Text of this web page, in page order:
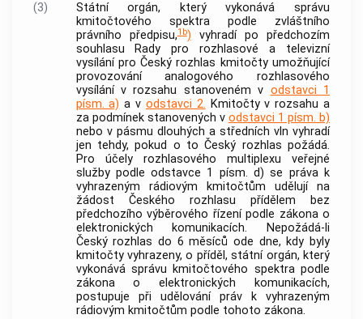
(3)
Státní orgán, který vykonává správu
kmitočtového spektra podle zvláštního
právního předpisu,1b) vyhradí po předchozím
souhlasu Rady pro rozhlasové a televizní
vysílání pro Český rozhlas kmitočty umožňující
provozování analogového rozhlasového
vysílání v rozsahu stanoveném v odstavci 1
písm. a) a v odstavci 2. Kmitočty v rozsahu a
za podmínek stanovených v odstavci 1 písm. b)
nebo v pásmu dlouhých a středních vln vyhradí
jen tehdy, pokud o to Český rozhlas požádá.
Pro účely rozhlasového multiplexu veřejné
služby podle odstavce 1 písm. d) se práva k
vyhrazeným rádiovým kmitočtům udělují na
žádost Českého rozhlasu přídělem bez
předchozího výběrového řízení podle zákona o
elektronických komunikacích. Nepožádá-li
Český rozhlas do 6 měsíců ode dne, kdy byly
kmitočty vyhrazeny, o příděl, státní orgán, který
vykonává správu kmitočtového spektra podle
zákona o elektronických komunikacích,
postupuje při udělování práv k vyhrazeným
rádiovým kmitočtům podle tohoto zákona.